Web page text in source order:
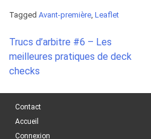
Tagged Avant-première, Leaflet
Post
navigation
Trucs d’arbitre #6 – Les
meilleures pratiques de deck
checks
Contact
Accueil
Connexion